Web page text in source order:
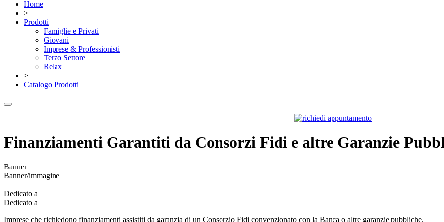
Home
>
Prodotti
Famiglie e Privati
Giovani
Imprese & Professionisti
Terzo Settore
Relax
>
Catalogo Prodotti
Finanziamenti Garantiti da Consorzi Fidi e altre Garanzie
Banner
Banner/immagine
Dedicato a
Dedicato a
Imprese che richiedono finanziamenti assistiti da garanzia di un Consorzio Fidi convenzionato con la Banca o altre garanzie pubbliche.